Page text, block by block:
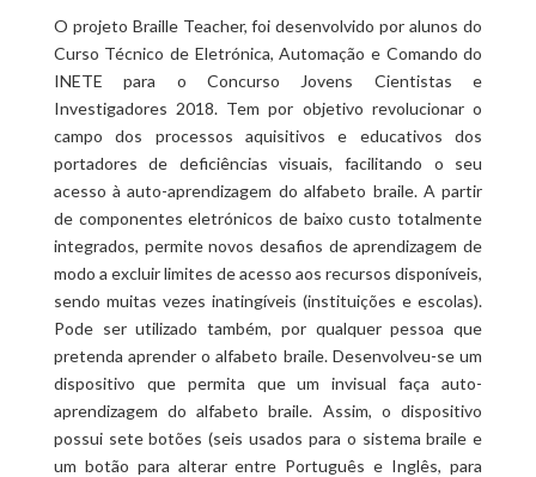
O projeto Braille Teacher, foi desenvolvido por alunos do
Curso Técnico de Eletrónica, Automação e Comando do
INETE para o Concurso Jovens Cientistas e
Investigadores 2018. Tem por objetivo revolucionar o
campo dos processos aquisitivos e educativos dos
portadores de deficiências visuais, facilitando o seu
acesso à auto-aprendizagem do alfabeto braile. A partir
de componentes eletrónicos de baixo custo totalmente
integrados, permite novos desafios de aprendizagem de
modo a excluir limites de acesso aos recursos disponíveis,
sendo muitas vezes inatingíveis (instituições e escolas).
Pode ser utilizado também, por qualquer pessoa que
pretenda aprender o alfabeto braile. Desenvolveu-se um
dispositivo que permita que um invisual faça auto-
aprendizagem do alfabeto braile. Assim, o dispositivo
possui sete botões (seis usados para o sistema braile e
um botão para alterar entre Português e Inglês, para